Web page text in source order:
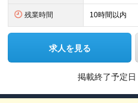
残業時間 10時間以内
求人を見る
掲載終了予定日